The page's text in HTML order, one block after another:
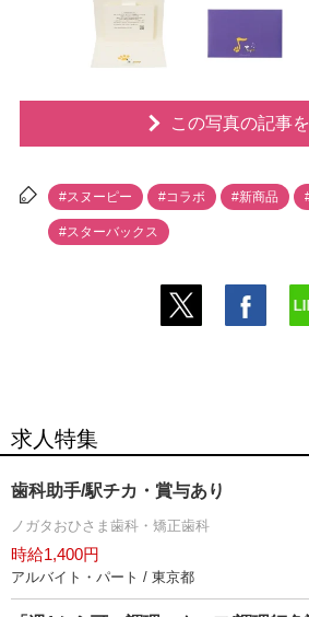
この写真の記事
#スヌーピー #コラボ #新商品
#スターバックス
求人特集
歯科助手/駅チカ・賞与あり
ノガタおひさま歯科・矯正歯科
時給1,400円
アルバイト・パート / 東京都